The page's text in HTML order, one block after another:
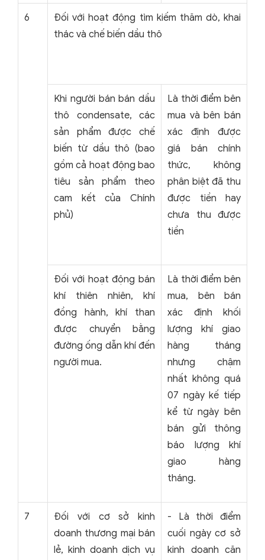
6
Đối với hoạt động tìm kiếm thăm dò, khai
thác và chế biến dầu thô
Khi người bán bán dầu
thô condensate, các
sản phẩm được chế
biến từ dầu thô (bao
gồm cả hoạt động bao
tiêu sản phẩm theo
cam kết của Chính
phủ)
Là thời điểm bên
mua và bên bán
xác định được
giá bán chính
thức, không
phân biệt đã thu
được tiền hay
chưa thu được
tiền
Đối với hoạt động bán
khí thiên nhiên, khí
đồng hành, khí than
được chuyển bằng
đường ống dẫn khí đến
người mua.
Là thời điểm bên
mua, bên bán
xác định khối
lượng khí giao
hàng tháng
nhưng chậm
nhất không quá
07 ngày kế tiếp
kể từ ngày bên
bán gửi thông
báo lượng khí
giao hàng
tháng.
7
Đối với cơ sở kinh
doanh thương mại bán
lẻ, kinh doanh dịch vụ
- Là thời điểm
cuối ngày cơ sở
kinh doanh căn